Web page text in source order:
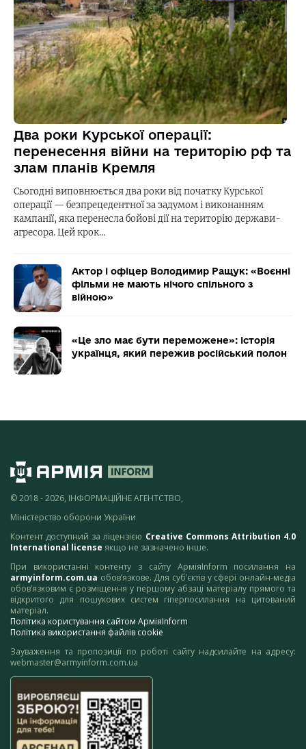
Два роки Курської операції:
перенесення війни на територію рф та
злам планів Кремля
Сьогодні виповнюється два роки від початку Курської
операції — безпрецедентної за задумом і виконанням
кампанії, яка перенесла бойові дії на територію держави-
агресора. Цей крок…
Актор і офіцер Володимир Ращук: «Воєнні
фільми не мають нічого спільного з
війною»
«Це зло має бути переможене»: історія
українця, який пережив російський полон
© 2018 - 2026, ІНФОРМАЦІЙНЕ АГЕНТСТВО,
Міністерство оборони України
Контент доступний за ліцензією Creative Commons Attribution 4.0
International license якщо не зазначено інше.
При використанні контенту з сайту АрміяInform посилання на
armyinform.com.ua обов’язкове. Для суб’єктів у сфері онлайн-медіа
обов’язковим є розміщення у першому абзаці матеріалу прямого та
відкритого для пошукових систем гіперпосилання на цитований
матеріал.
Політика користування сайтом АрміяInform
Політика використання файлів cookie
Зауваження та пропозиції по роботі сайту надсилайте на адресу:
webmaster@armyinform.com.ua